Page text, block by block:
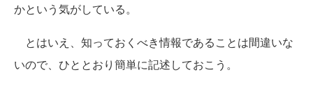
かという気がしている。
とはいえ、知っておくべき情報であることは間違いな
いので、ひととおり簡単に記述しておこう。